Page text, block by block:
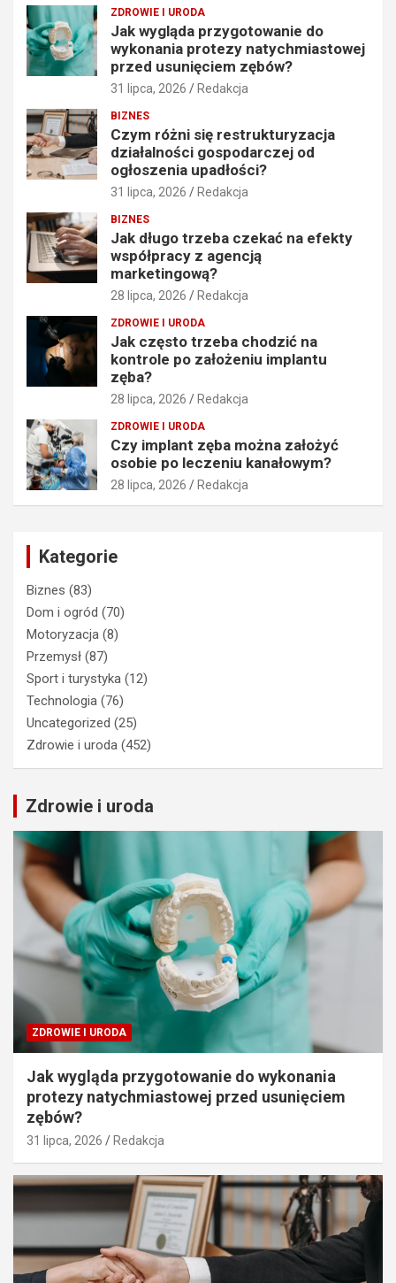
ZDROWIE I URODA
Jak wygląda przygotowanie do
wykonania protezy natychmiastowej
przed usunięciem zębów?
31 lipca, 2026 Redakcja
BIZNES
Czym różni się restrukturyzacja
działalności gospodarczej od
ogłoszenia upadłości?
31 lipca, 2026 Redakcja
BIZNES
Jak długo trzeba czekać na efekty
współpracy z agencją
marketingową?
28 lipca, 2026 Redakcja
ZDROWIE I URODA
Jak często trzeba chodzić na
kontrole po założeniu implantu
zęba?
28 lipca, 2026 Redakcja
ZDROWIE I URODA
Czy implant zęba można założyć
osobie po leczeniu kanałowym?
28 lipca, 2026 Redakcja
Kategorie
Biznes (83)
Dom i ogród (70)
Motoryzacja (8)
Przemysł (87)
Sport i turystyka (12)
Technologia (76)
Uncategorized (25)
Zdrowie i uroda (452)
Zdrowie i uroda
ZDROWIE I URODA
Jak wygląda przygotowanie do wykonania
protezy natychmiastowej przed usunięciem
zębów?
31 lipca, 2026 Redakcja